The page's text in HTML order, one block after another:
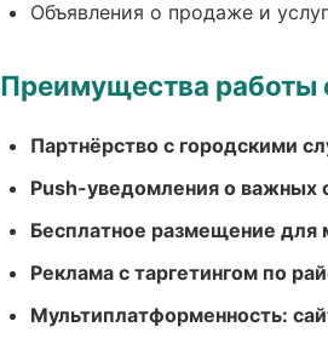
Объявления о продаже и
Преимущества работы
Партнёрство с городскими
Push-уведомления о важных
Бесплатное размещение для
Реклама с таргетингом по
Мультиплатформенность: